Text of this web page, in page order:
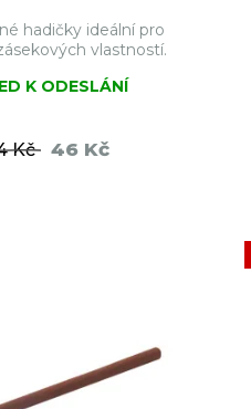
hadičky ideální pro
vlastností.
K ODESLÁNÍ
Kč 46 Kč